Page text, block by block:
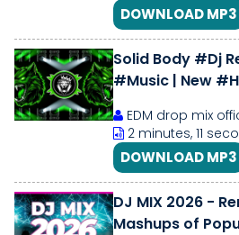
DOWNLOAD MP3
Solid Body #Dj
#Music | New
EDM drop mix
2 minutes, 11
DOWNLOAD MP3
DJ MIX 2026 -
Mashups of